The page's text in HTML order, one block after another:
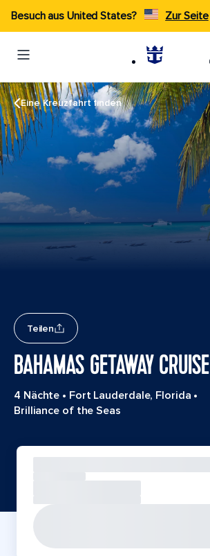
Besuch aus United States? Zur Seite
Eine Kreuzfahrt finden
Teilen
BAHAMAS GETAWAY CRUISE
4 Nächte • Fort Lauderdale, Florida •
Brilliance of the Seas